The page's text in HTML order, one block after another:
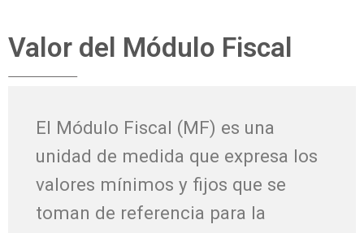
Valor del Módulo Fiscal
El Módulo Fiscal (MF) es una
unidad de medida que expresa los
valores mínimos y fijos que se
toman de referencia para la